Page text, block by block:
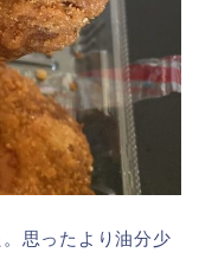
思ったより油分少